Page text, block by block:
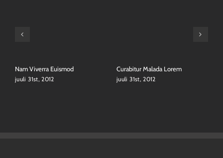
Nam Viverra Euismod
juuli 31st, 2012
Curabitur Malada Lorem
juuli 31st, 2012